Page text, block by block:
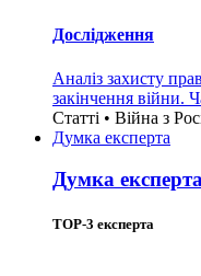
Дослідження
Аналіз захисту
закінчення війни.
Статті • Війна з
Думка експерта
Думка
TOP-3 експерта